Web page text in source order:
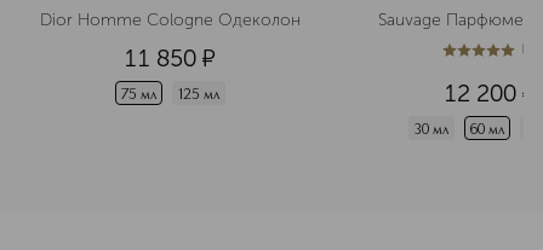
Dior Homme Cologne Одеколон
11 850 ¤
75 мл 125 мл
Sauvage
5из 51 (
12 200 ¤
30 мл 60 мл